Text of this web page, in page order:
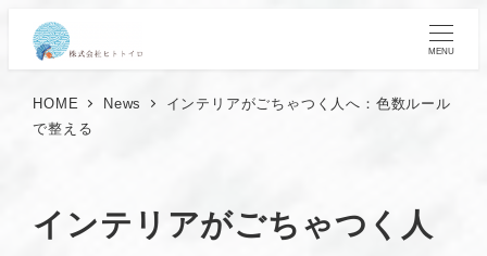
MENU
HOME News
インテリアがごちゃつく人へ：色数ルール
で整える
インテリアがごちゃつく人